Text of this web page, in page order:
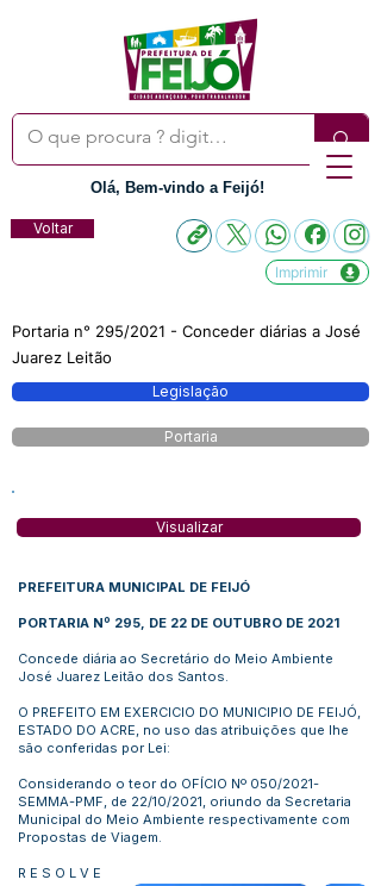
Olá, Bem-vindo a Feijó!
Voltar
Imprimir
Portaria n° 295/2021 - Conceder diárias a José
Juarez Leitão
Legislação
Portaria
Visualizar
PREFEITURA MUNICIPAL DE FEIJÓ
PORTARIA Nº 295, DE 22 DE OUTUBRO DE 2021
Concede diária ao Secretário do Meio Ambiente
José Juarez Leitão dos Santos.
O PREFEITO EM EXERCICIO DO MUNICIPIO DE FEIJÓ,
ESTADO DO ACRE, no uso das atribuições que lhe
são conferidas por Lei:
Considerando o teor do OFÍCIO Nº 050/2021-
SEMMA-PMF, de 22/10/2021, oriundo da Secretaria
Municipal do Meio Ambiente respectivamente com
Propostas de Viagem.
R E S O L V E